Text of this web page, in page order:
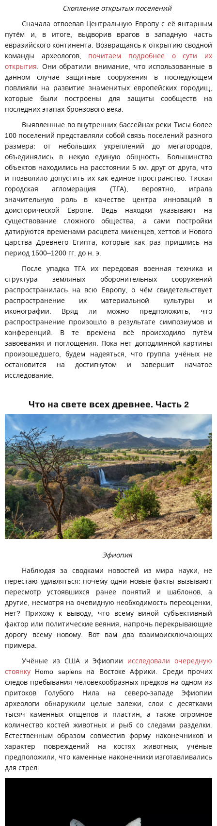
Скопление открытых поселений
Сначала отвоевав Центральную Европу с её янтарным
путём и, в итоге, выдворив врагов в западную часть
евразийского континента. Возвращаясь к открытию сводной
команды археологов, почитаем подробнее о сути их
открытия . Они обратили внимание, что использованные в
данном случае защитные сооружения в последующем
повлияли на развитие знаменитых европейских городищ,
которые были построены для защиты сообществ на
последних этапах бронзового века.
Выявленные во внутренних бассейнах реки Тисы более
100 поселений представляли собой связь поселений разного
размера: от небольших укреплений до мегагородов,
объединялись в некую единую общность. Большинство
объектов находились на расстоянии 5 км. друг от друга, что
и позволило допустить их как единое пространство. Тиская
городская агломерация (ТГА), вероятно, играла
значительную роль в качестве центра инноваций в
доисторической Европе. Ведь находки указывают на
существование сложного общества, а сами постройки
датируются временами расцвета микенцев, хеттов и Нового
царства Древнего Египта, которые как раз пришлись на
период 1500–1200 гг. до н. э.
После упадка ТГА их передовая военная техника и
структура земляных оборонительных сооружений
распространилась на всю Европу, о чём свидетельствует
распространение их материальной культуры и
иконографии. Вряд ли можно предположить, что
распространение произошло в результате симпозиумов и
конференций. В те времена всё происходило путём
завоевания и поглощения. Пока нет доподлинной картины
произошедшего, будем надеяться, что группа учёных не
остановится на достигнутом и завершит начатое
исследование.
Что на свете всех древнее. Часть 2
Эфиопия
Наблюдая за сводками новостей из мира науки, не
перестаю удивляться: почему одни новые факты вызывают
пересмотр устоявшихся ранее понятий и шаблонов, а
другие, несмотря на очевидную необходимость переоценки,
нет? Прихожу к выводу, что всему виной субъективный
фактор или политические веяния, напрочь перекрывающие
дорогу всему новому. Вот вам два взаимоисключающих
примера.
Учёные из США и Эфиопии исследовали очередную
стоянку Homo sapiens на Востоке Африки. Среди прочих
следов пребывания человекообразных предков на одном из
притоков Голубого Нила на северо-западе Эфиопии
археологи обнаружили целые залежи, слои с десятками
тысяч каменных отщепов и пластин, а также огромное
количество костей животных и рыб со следами разделки.
Естественным образом совместив форму наконечников и
характер повреждений на костях животных, учёные
предположили, что каменные наконечники изготавливались
для стрел.